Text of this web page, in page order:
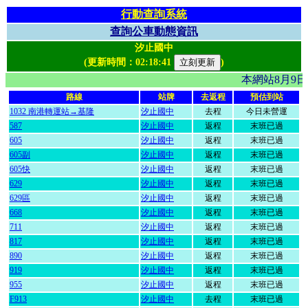
行動查詢系統
查詢公車動態資訊
汐止國中
(更新時間： 02:18:41 )
本網站8月9
路線 站牌 去返程
預估到站
1032 南港轉運站→基隆
汐止國中 去程
今日未營運
587
汐止國中 返程
末班已過
605
汐止國中 返程
末班已過
605副
汐止國中 返程
末班已過
605快
汐止國中 返程
末班已過
629
汐止國中 返程
末班已過
629區
汐止國中 返程
末班已過
668
汐止國中 返程
末班已過
711
汐止國中 返程
末班已過
817
汐止國中 返程
末班已過
890
汐止國中 返程
末班已過
919
汐止國中 返程
末班已過
955
汐止國中 返程
末班已過
F913
汐止國中 去程
末班已過